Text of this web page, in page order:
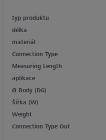
typ produktu
délka
materiál
Connection Type
Measuring Length
aplikace
Ø Body (DG)
Šířka (W)
Weight
Connection Type Out